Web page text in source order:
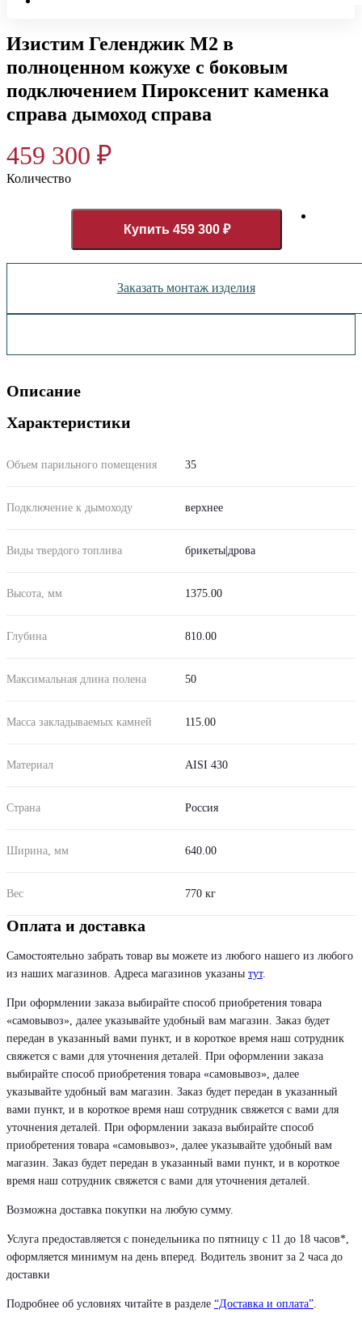
Изистим Геленджик М2 в
полноценном кожухе с боковым
подключением Пироксенит каменка
справа дымоход справа
459 300 ₽
Количество
Купить 459 300 ₽
Заказать монтаж изделия
Описание
Характеристики
Объем парильного помещения 35
Подключение к дымоходу верхнее
Виды твердого топлива брикеты|дрова
Высота, мм 1375.00
Глубина 810.00
Максимальная длина полена 50
Масса закладываемых камней 115.00
Материал AISI 430
Страна Россия
Ширина, мм 640.00
Вес 770 кг
Оплата и доставка
Самостоятельно забрать товар вы можете из любого нашего из любого
из наших магазинов. Адреса магазинов указаны тут.
При оформлении заказа выбирайте способ приобретения товара
«самовывоз», далее указывайте удобный вам магазин. Заказ будет
передан в указанный вами пункт, и в короткое время наш сотрудник
свяжется с вами для уточнения деталей. При оформлении заказа
выбирайте способ приобретения товара «самовывоз», далее
указывайте удобный вам магазин. Заказ будет передан в указанный
вами пункт, и в короткое время наш сотрудник свяжется с вами для
уточнения деталей. При оформлении заказа выбирайте способ
приобретения товара «самовывоз», далее указывайте удобный вам
магазин. Заказ будет передан в указанный вами пункт, и в короткое
время наш сотрудник свяжется с вами для уточнения деталей.
Возможна доставка покупки на любую сумму.
Услуга предоставляется с понедельника по пятницу с 11 до 18 часов*,
оформляется минимум на день вперед. Водитель звонит за 2 часа до
доставки
Подробнее об условиях читайте в разделе “Доставка и оплата”